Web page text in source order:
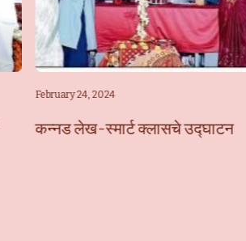
February 24, 2024
कन्नड लेख-स्मार्ट क्लासचे उद्घाटन